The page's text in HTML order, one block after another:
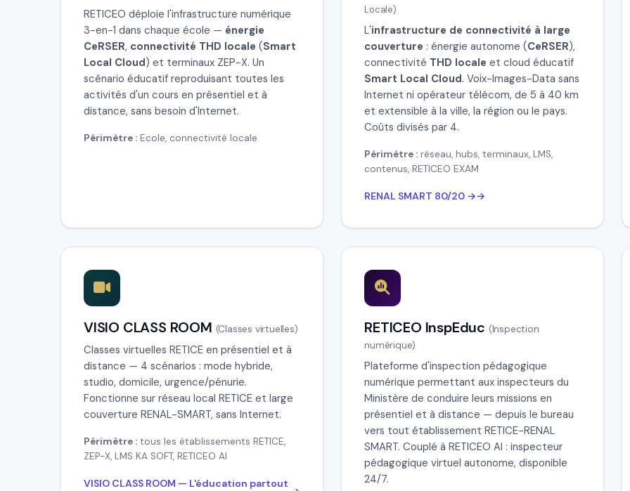
RETICEO déploie l'infrastructure numérique
3-en-1 dans chaque école — énergie
CeRSER, connectivité THD locale (Smart
Local Cloud) et terminaux ZEP-X. Un
scénario éducatif reproduisant toutes les
activités d'un cours en présentiel et à
distance, sans besoin d'Internet.
Périmètre : Ecole, connectivité locale
Locale)
L'infrastructure de connectivité à large
couverture : énergie autonome (CeRSER),
connectivité THD locale et cloud éducatif
Smart Local Cloud. Voix-Images-Data sans
Internet ni opérateur télécom, de 5 à 40 km
et extensible à la ville, la région ou le pays.
Coûts divisés par 4.
Périmètre : réseau, hubs, terminaux, LMS,
contenus, RETICEO EXAM
RENAL SMART 80/20 →
VISIO CLASS ROOM (Classes virtuelles)
Classes virtuelles RETICE en présentiel et à
distance — 4 scénarios : mode hybride,
studio, domicile, urgence/pénurie.
Fonctionne sur réseau local RETICE et large
couverture RENAL-SMART, sans Internet.
Périmètre : tous les établissements RETICE,
ZEP-X, LMS KA SOFT, RETICEO AI
VISIO CLASS ROOM — L'éducation partout
RETICEO InspEduc (Inspection
numérique)
Plateforme d'inspection pédagogique
numérique permettant aux inspecteurs du
Ministère de conduire leurs missions en
présentiel et à distance — depuis le bureau
vers tout établissement RETICE-RENAL
SMART. Couplé à RETICEO AI : inspecteur
pédagogique virtuel autonome, disponible
24/7.